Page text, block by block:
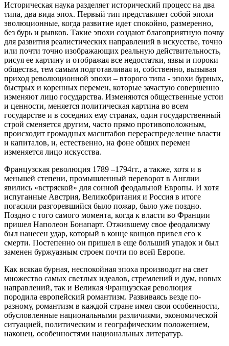
Историческая наука разделяет исторический процесс на два
типа, два вида эпох. Первый тип представляет собой эпохи
эволюционные, когда развитие идет спокойно, размеренно,
без бурь и рывков. Такие эпохи создают благоприятную почву
для развития реалистических направлений в искусстве, точно
или почти точно изображающих реальную действительность,
рисуя ее картину и отображая все недостатки, язвы и пороки
общества, тем самым подготавливая и, собственно, вызывая
приход революционной эпохи – второго типа - эпохи бурных,
быстрых и коренных перемен, которые зачастую совершенно
изменяют лицо государства. Изменяются общественные устои
и ценности, меняется политическая картина во всем
государстве и в соседних ему странах, один государственный
строй сменяется другим, часто прямо противоположным,
происходит громадных масштабов перераспределение власти
и капиталов, и, естественно, на фоне общих перемен
изменяется лицо искусства.
Французская революция 1789 –1794гг., а также, хотя и в
меньшей степени, промышленный переворот в Англии
явились «встряской» для сонной феодальной Европы. И хотя
испуганные Австрия, Великобритания и Россия в итоге
погасили разгоревшийся было пожар, было уже поздно.
Поздно с того самого момента, когда к власти во Франции
пришел Наполеон Бонапарт. Отжившему свое феодализму
был нанесен удар, который в конце концов привел его к
смерти. Постепенно он пришел в еще больший упадок и был
заменен буржуазным строем почти по всей Европе.
Как всякая бурная, неспокойная эпоха производит на свет
множество самых светлых идеалов, стремлений и дум, новых
направлений, так и Великая Французская революция
породила европейский романтизм. Развиваясь везде по-
разному, романтизм в каждой стране имел свои особенности,
обусловленные национальными различиями, экономической
ситуацией, политическим и географическим положением,
наконец, особенностями национальных литератур.